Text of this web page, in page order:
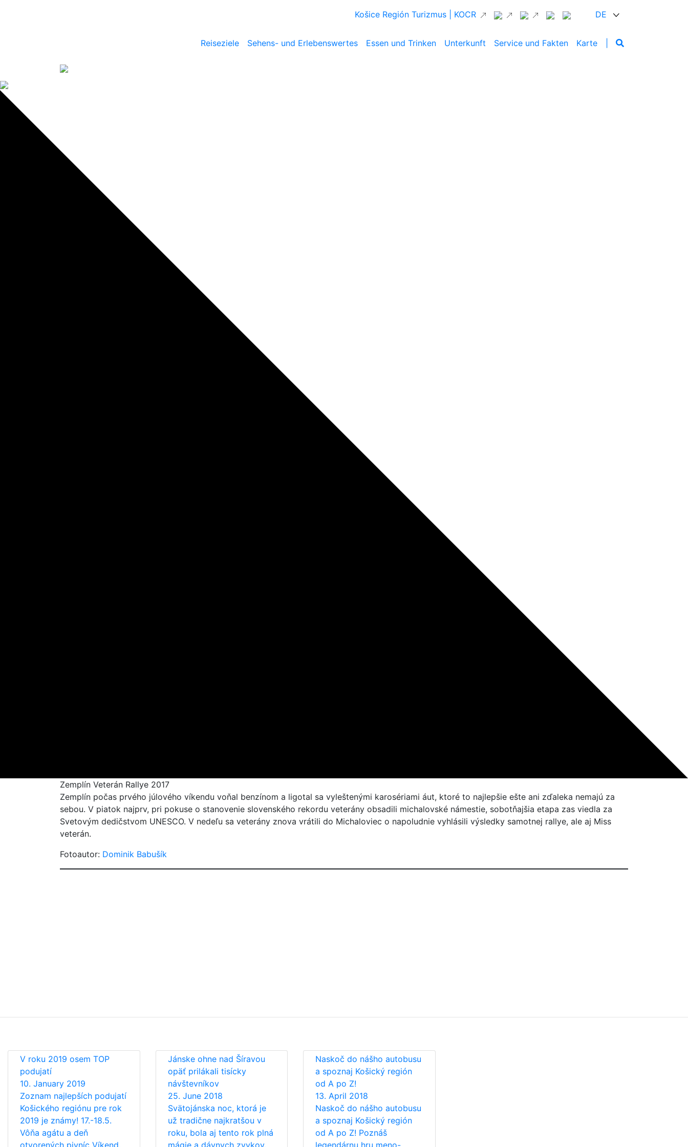
Košice Región Turizmus | KOCR DE
Reiseziele Sehens- und Erlebenswertes Essen und Trinken Unterkunft Service und Fakten Karte
Zemplín Veterán Rallye 2017
Zemplín počas prvého júlového víkendu voňal benzínom a ligotal sa vyleštenými karosériami áut, ktoré to najlepšie ešte ani zďaleka nemajú za
sebou. V piatok najprv, pri pokuse o stanovenie slovenského rekordu veterány obsadili michalovské námestie, sobotňajšia etapa zas viedla za
Svetovým dedičstvom UNESCO. V nedeľu sa veterány znova vrátili do Michaloviec o napoludnie vyhlásili výsledky samotnej rallye, ale aj Miss
veterán.
Fotoautor: Dominik Babušík
V roku 2019 osem TOP
podujatí
10. January 2019
Zoznam najlepších podujatí
Košického regiónu pre rok
2019 je známy! 17.-18.5.
Vôňa agátu a deň
otvorených pivníc Víkend,
Jánske ohne nad Šíravou
opäť prilákali tisícky
návštevníkov
25. June 2018
Svätojánska noc, ktorá je
už tradične najkratšou v
roku, bola aj tento rok plná
mágie a dávnych zvykov.
Naskoč do nášho autobusu
a spoznaj Košický región
od A po Z!
13. April 2018
Naskoč do nášho autobusu
a spoznaj Košický región
od A po Z! Poznáš
legendárnu hru meno-